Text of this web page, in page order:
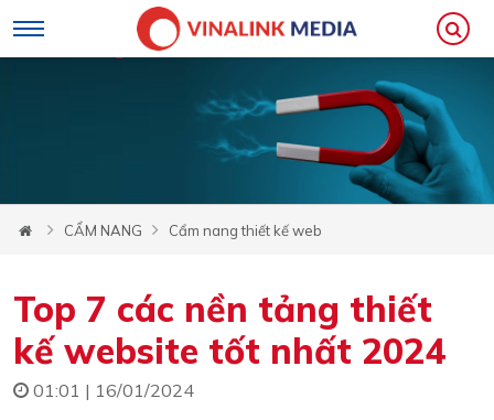
CẨM NANG Cẩm nang thiết kế web
Top 7 các nền tảng thiết
kế website tốt nhất 2024
01:01 | 16/01/2024